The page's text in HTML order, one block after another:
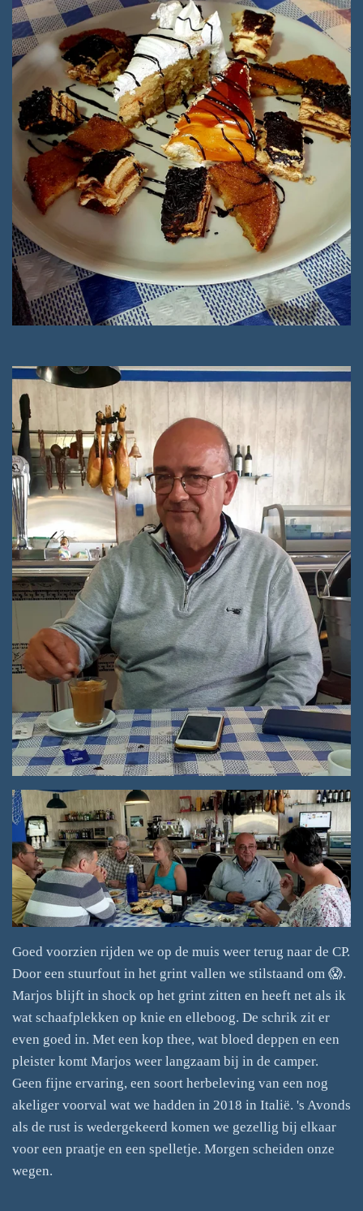
Goed voorzien rijden we op de muis weer terug naar de CP.
Door een stuurfout in het grint vallen we stilstaand om 😱.
Marjos blijft in shock op het grint zitten en heeft net als ik
wat schaafplekken op knie en elleboog. De schrik zit er
even goed in. Met een kop thee, wat bloed deppen en een
pleister komt Marjos weer langzaam bij in de camper.
Geen fijne ervaring, een soort herbeleving van een nog
akeliger voorval wat we hadden in 2018 in Italië. 's Avonds
als de rust is wedergekeerd komen we gezellig bij elkaar
voor een praatje en een spelletje. Morgen scheiden onze
wegen.